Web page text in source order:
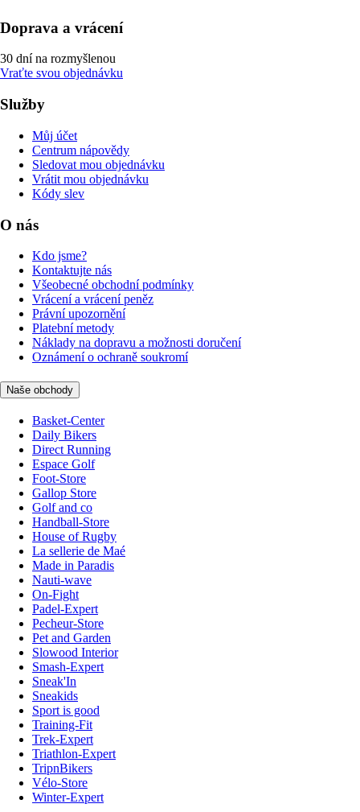
Doprava a vrácení
30 dní na rozmyšlenou
Vraťte svou objednávku
Služby
Můj účet
Centrum nápovědy
Sledovat mou objednávku
Vrátit mou objednávku
Kódy slev
O nás
Kdo jsme?
Kontaktujte nás
Všeobecné obchodní podmínky
Vrácení a vrácení peněz
Právní upozornění
Platební metody
Náklady na dopravu a možnosti doručení
Oznámení o ochraně soukromí
Naše obchody
Basket-Center
Daily Bikers
Direct Running
Espace Golf
Foot-Store
Gallop Store
Golf and co
Handball-Store
House of Rugby
La sellerie de Maé
Made in Paradis
Nauti-wave
On-Fight
Padel-Expert
Pecheur-Store
Pet and Garden
Slowood Interior
Smash-Expert
Sneak'In
Sneakids
Sport is good
Training-Fit
Trek-Expert
Triathlon-Expert
TripnBikers
Vélo-Store
Winter-Expert